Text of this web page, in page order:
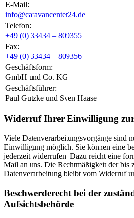
E-Mail:
info@caravancenter24.de
Telefon:
+49 (0) 33434 – 809355
Fax:
+49 (0) 33434 – 809356
Geschäftsform:
GmbH und Co. KG
Geschäftsführer:
Paul Gutzke und Sven Haase
Widerruf Ihrer Einwilligung
Viele Datenverarbeitungsvorgänge sind
Einwilligung möglich. Sie können eine
jederzeit widerrufen. Dazu reicht eine
Mail an uns. Die Rechtmäßigkeit der bis
Datenverarbeitung bleibt vom Widerruf
Beschwerderecht bei der
Aufsichtsbehörde